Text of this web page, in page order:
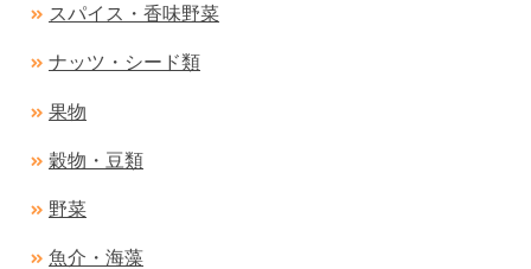
スパイス・香味野菜
ナッツ・シード類
果物
穀物・豆類
野菜
魚介・海藻